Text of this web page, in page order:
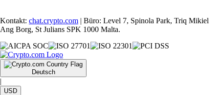
Kontakt: chat.crypto.com | Büro: Level 7, Spinola Park, Triq Mikiel
Ang Borg, St Julians SPK 1000 Malta.
Deutsch
|
USD